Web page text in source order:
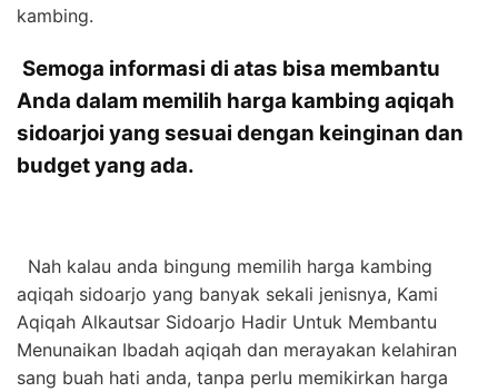
kambing.
Semoga informasi di atas bisa membantu
Anda dalam memilih harga kambing aqiqah
sidoarjoi yang sesuai dengan keinginan dan
budget yang ada.
Nah kalau anda bingung memilih harga kambing
aqiqah sidoarjo yang banyak sekali jenisnya, Kami
Aqiqah Alkautsar Sidoarjo Hadir Untuk Membantu
Menunaikan Ibadah aqiqah dan merayakan kelahiran
sang buah hati anda, tanpa perlu memikirkan harga